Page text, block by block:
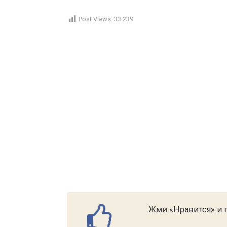
Post Views: 33 239
Жми «Нравится» и